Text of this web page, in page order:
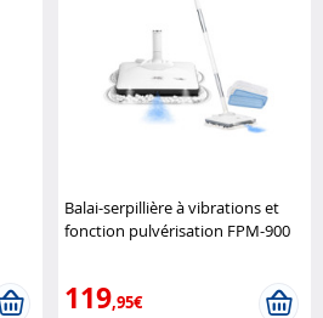
Balai-serpillière à vibrations et
fonction pulvérisation FPM-900
119,95€